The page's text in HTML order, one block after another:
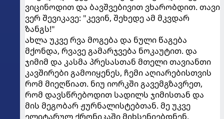
ვიცინოდით და ბავშვებივით ვხარობდით. თავი
ვერ შევიკავე: "კევინ, შეხედე ამ მკვდარ
ზანგს!"
ახლა უკვე რვა მოგება და ნული წაგება
მქონდა, რვავე გამარჯვება ნოკაუტით. და
ჯიმიმ და კასმა პრესასთან მთელი თავიანთი
კავშირები გამოიყენეს, ჩემი აღიარებისთვის
რომ მიეღწიათ. ნიუ იორკში გავემგზავრეთ,
რომ დავსწრებოდით სადილს ჯიმისთან და
მის მეგობარ ჟურნალისტებთან. მე უკვე
ელიტარულ ქრონიკაში მიხსენიებდნენ,